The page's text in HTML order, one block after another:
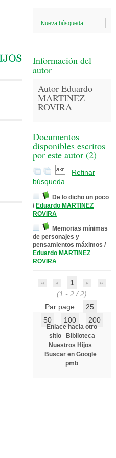
Nueva búsqueda
Información del
autor
Autor Eduardo
MARTINEZ
ROVIRA
Documentos
disponibles escritos
por este autor (2)
Refinar
búsqueda
De lo dicho un poco
/ Eduardo MARTINEZ
ROVIRA
Memorias mínimas
de personajes y
pensamientos máximos /
Eduardo MARTINEZ
ROVIRA
1
(1 - 2 / 2)
Par page :
25
50
100 200
Enlace hacia otro
sitio
Biblioteca
Nuestros Hijos
Buscar en Google
pmb